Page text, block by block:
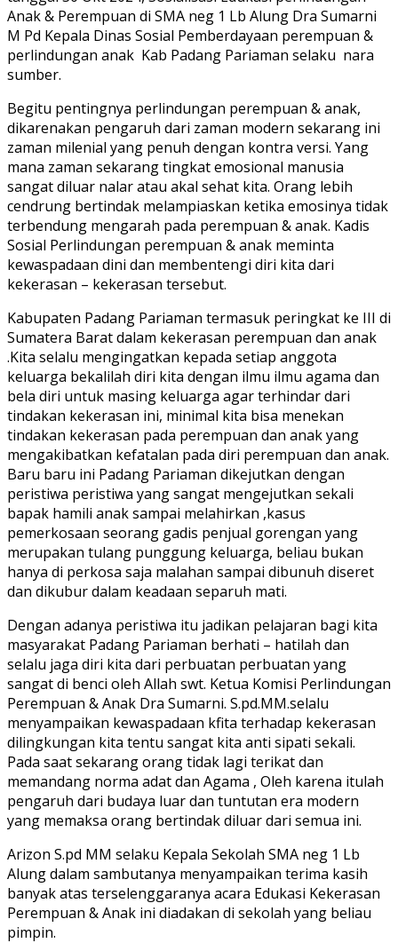
Anak & Perempuan di SMA neg 1 Lb Alung Dra Sumarni
M Pd Kepala Dinas Sosial Pemberdayaan perempuan &
perlindungan anak Kab Padang Pariaman selaku nara
sumber.
Begitu pentingnya perlindungan perempuan & anak,
dikarenakan pengaruh dari zaman modern sekarang ini
zaman milenial yang penuh dengan kontra versi. Yang
mana zaman sekarang tingkat emosional manusia
sangat diluar nalar atau akal sehat kita. Orang lebih
cendrung bertindak melampiaskan ketika emosinya tidak
terbendung mengarah pada perempuan & anak. Kadis
Sosial Perlindungan perempuan & anak meminta
kewaspadaan dini dan membentengi diri kita dari
kekerasan – kekerasan tersebut.
Kabupaten Padang Pariaman termasuk peringkat ke III di
Sumatera Barat dalam kekerasan perempuan dan anak
.Kita selalu mengingatkan kepada setiap anggota
keluarga bekalilah diri kita dengan ilmu ilmu agama dan
bela diri untuk masing keluarga agar terhindar dari
tindakan kekerasan ini, minimal kita bisa menekan
tindakan kekerasan pada perempuan dan anak yang
mengakibatkan kefatalan pada diri perempuan dan anak.
Baru baru ini Padang Pariaman dikejutkan dengan
peristiwa peristiwa yang sangat mengejutkan sekali
bapak hamili anak sampai melahirkan ,kasus
pemerkosaan seorang gadis penjual gorengan yang
merupakan tulang punggung keluarga, beliau bukan
hanya di perkosa saja malahan sampai dibunuh diseret
dan dikubur dalam keadaan separuh mati.
Dengan adanya peristiwa itu jadikan pelajaran bagi kita
masyarakat Padang Pariaman berhati – hatilah dan
selalu jaga diri kita dari perbuatan perbuatan yang
sangat di benci oleh Allah swt. Ketua Komisi Perlindungan
Perempuan & Anak Dra Sumarni. S.pd.MM.selalu
menyampaikan kewaspadaan kfita terhadap kekerasan
dilingkungan kita tentu sangat kita anti sipati sekali.
Pada saat sekarang orang tidak lagi terikat dan
memandang norma adat dan Agama , Oleh karena itulah
pengaruh dari budaya luar dan tuntutan era modern
yang memaksa orang bertindak diluar dari semua ini.
Arizon S.pd MM selaku Kepala Sekolah SMA neg 1 Lb
Alung dalam sambutanya menyampaikan terima kasih
banyak atas terselenggaranya acara Edukasi Kekerasan
Perempuan & Anak ini diadakan di sekolah yang beliau
pimpin.